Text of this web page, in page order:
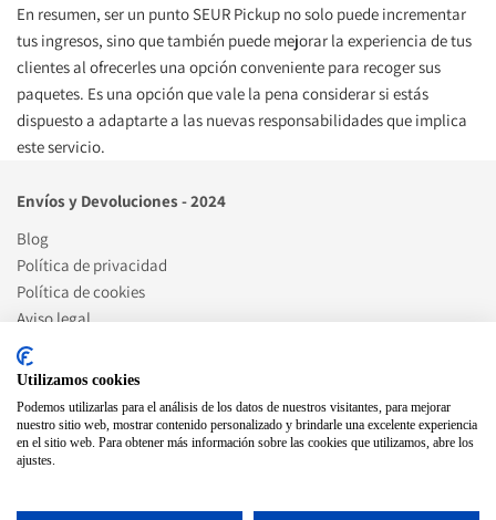
En resumen, ser un punto SEUR Pickup no solo puede incrementar
tus ingresos, sino que también puede mejorar la experiencia de tus
clientes al ofrecerles una opción conveniente para recoger sus
paquetes. Es una opción que vale la pena considerar si estás
dispuesto a adaptarte a las nuevas responsabilidades que implica
este servicio.
Envíos y Devoluciones - 2024
Blog
Política de privacidad
Política de cookies
Aviso legal
Artículos de blog destacados
Cómo ser punto celeritas
Utilizamos cookies
Podemos utilizarlas para el análisis de los datos de nuestros visitantes, para mejorar
nuestro sitio web, mostrar contenido personalizado y brindarle una excelente experiencia
en el sitio web. Para obtener más información sobre las cookies que utilizamos, abre los
ajustes.